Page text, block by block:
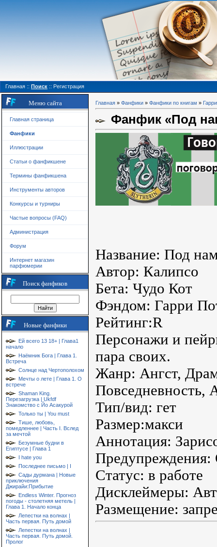
Главная :: Поиск :: Регистрация
Меню сайта
Главная страница
Фанфики
Иллюстрации
Статьи о фанфикшене
Термины фанфикшена
Инструменты авторов
Конкурсы и турниры
Частые вопросы (FAQ)
Администрация
Форум
Интернет магазин
парфюмерии
Поиск фанфиков
Новые фанфики
Ей всего 13 18+ | Глава1
начало
Наёмник Бога | Глава 1.
Встреча
Солнце над Чертополохом
Мечты о лете | Глава 1. О
встрече
Shaman King.
Перезагрузка | Ukfdf
Знакомство с Йо Асакурой
Только ты | You must
Тише, любовь,
помедленнее | Часть I. Вслед
за мечтой
Безумные будни в
Египтусе | Глава 1
I hate you
Последнее письмо | I
Сады дурмана | Новые
приключения
Джирайи:Прибытие
Endless Winter. Прогноз
погоды - столетняя метель |
Глава 1. Начало конца
Лепестки на волнах |
Часть первая. Путь домой
Лепестки на волнах |
Часть первая. Путь домой.
Пролог
Главная » Фанфики » Фанфики по книгам »
Фанфик «Под
Название: Под
Автор: Калипсо
Бета: Чудо Кот
Фэндом: Гарри
Рейтинг:R
Персонажи и
пара своих.
Жанр: Ангст,
Повседневность,
Тип/вид: гет
Размер:макси
Аннотация:
Предупреждения:
Статус: в работе
Дисклеймеры:
Размещение: